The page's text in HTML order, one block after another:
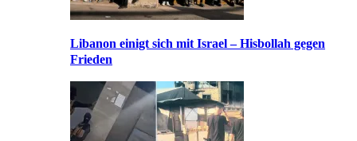
Libanon einigt sich mit Israel – Hisbollah gegen
Frieden